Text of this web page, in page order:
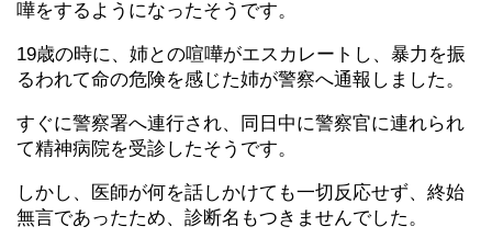
嘩をするようになったそうです。
19歳の時に、姉との喧嘩がエスカレートし、暴力を振
るわれて命の危険を感じた姉が警察へ通報しました。
すぐに警察署へ連行され、同日中に警察官に連れられ
て精神病院を受診したそうです。
しかし、医師が何を話しかけても一切反応せず、終始
無言であったため、診断名もつきませんでした。